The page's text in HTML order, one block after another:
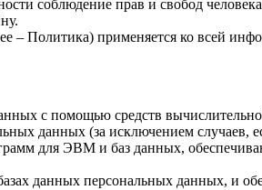
соблюдение прав и свобод
Политика) применяется ко всей
с помощью средств
данных (за исключением случаев,
для ЭВМ и баз данных,
данных персональных данных, и